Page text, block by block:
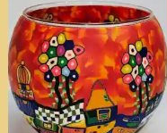
Add to
wishlist